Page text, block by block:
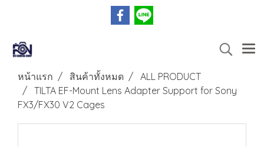
หน้าแรก สินค้าทั้งหมด
ALL PRODUCT
TILTA EF-Mount Lens Adapter Support for Sony
FX3/FX30 V2 Cages